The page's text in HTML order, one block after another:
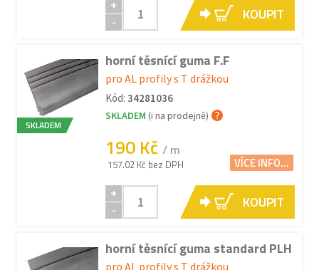
+
-
KOUPIT
SKLADEM
horní těsnící guma F.F
pro AL profily s T drážkou
Kód: 34281036
SKLADEM (i na prodejně)
190 Kč / m
157.02 Kč bez DPH VÍCE INFO...
+
-
KOUPIT
horní těsnící guma standard PLH
pro AL profily s T drážkou